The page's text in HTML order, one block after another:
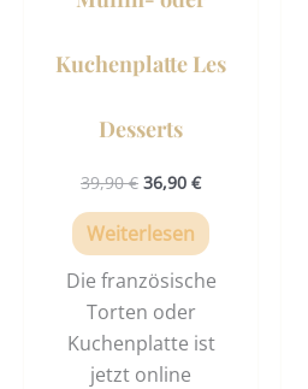
Kuchenplatte Les
Desserts
39,90€ 36,90 €
Weiterlesen
Die französische
Torten oder
Kuchenplatte ist
jetzt online